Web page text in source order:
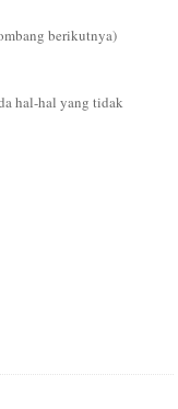
berikutnya)
hal-hal yang tidak